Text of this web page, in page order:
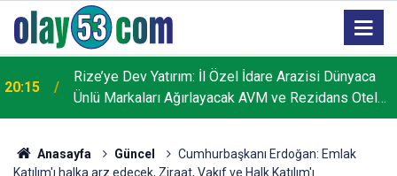
16:54
Görele'de çocukların camideki iddialaşması ucuz
atlatıldı: Caminin ikinci katından atlayan çocuk hafif
yaralandı
Anasayfa Güncel
Cumhurbaşkanı Erdoğan: Emlak
Katılım'ı halka arz edecek, Ziraat, Vakıf ve Halk Katılım'ı